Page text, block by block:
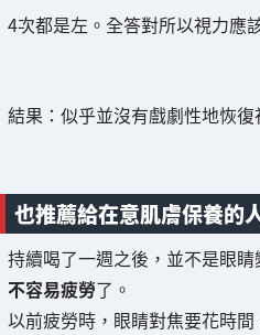
4次都是左。全答對所以視力應
結果：似乎並沒有戲劇性地恢復
也推薦給在意肌膚保養的
持續喝了一週之後，並不是眼
不容易疲勞了。
以前疲勞時，眼睛對焦要花時